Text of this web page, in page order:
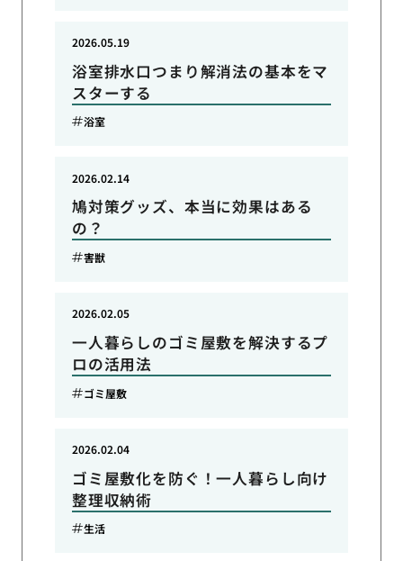
浴室排水口つまり解消法の基本をマ
スターする
2026.05.19
浴室
鳩対策グッズ、本当に効果はある
の？
2026.02.14
害獣
一人暮らしのゴミ屋敷を解決するプ
ロの活用法
2026.02.05
ゴミ屋敷
ゴミ屋敷化を防ぐ！一人暮らし向け
整理収納術
2026.02.04
生活